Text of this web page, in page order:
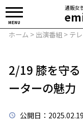
通販女
MENU
ホーム > 出演番組 > テ
2/19 膝を守
ーターの魅力
公開日 ：